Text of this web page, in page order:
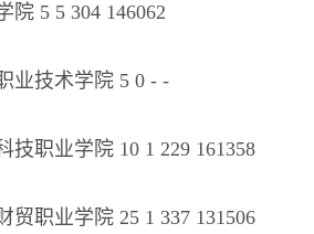
院 5 5 304 146062
业技术学院 5 0 - -
技职业学院 10 1 229 161358
贸职业学院 25 1 337 131506